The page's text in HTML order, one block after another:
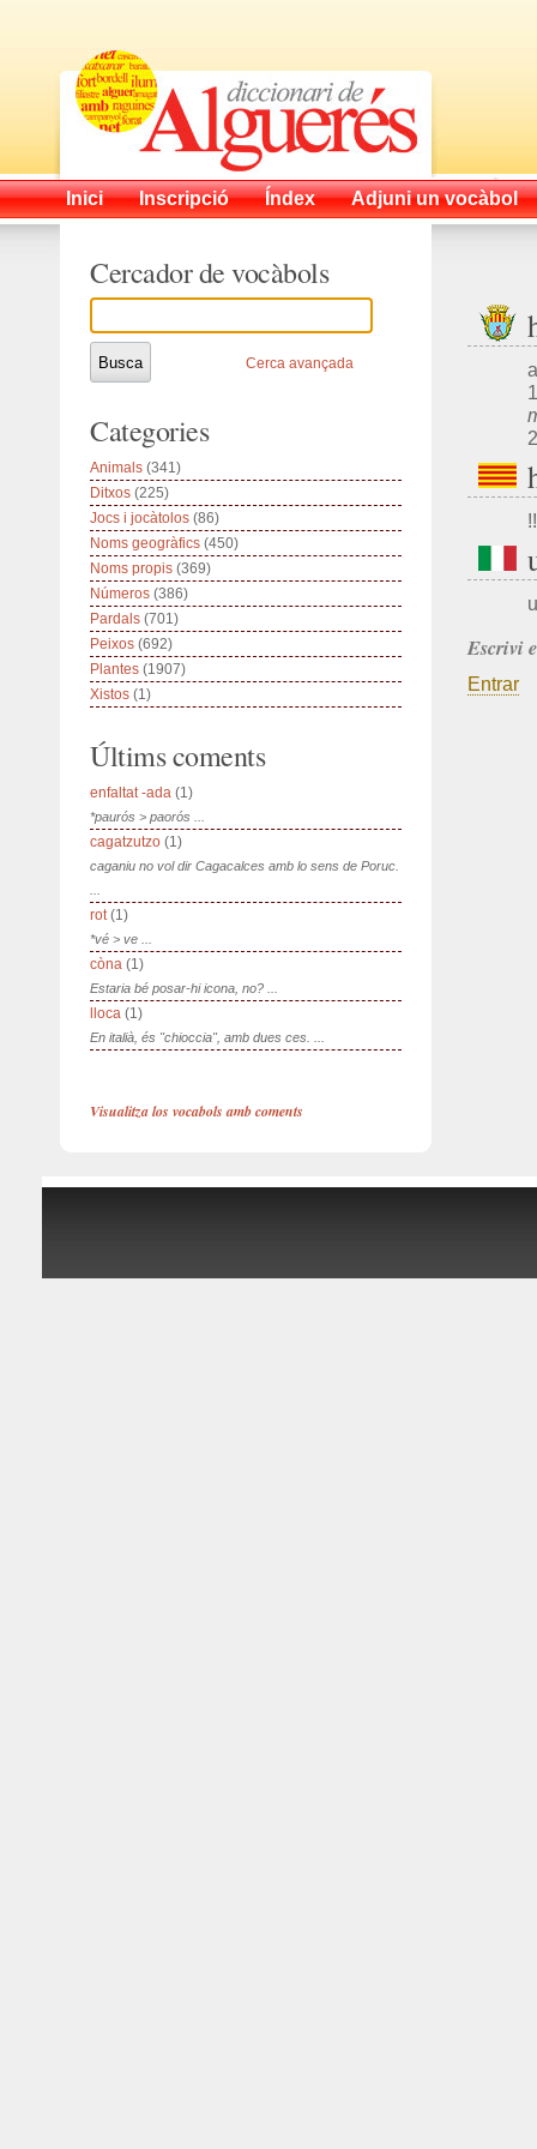
Inici Inscripció Índex Adjuni un vocàbol
!!
Escrivi
Entrar
Cercador de vocàbols
Cerca avançada
Categories
Animals (341)
Ditxos (225)
Jocs i jocàtolos (86)
Noms geogràfics (450)
Noms propis (369)
Números (386)
Pardals (701)
Peixos (692)
Plantes (1907)
Xistos (1)
Últims coments
enfaltat -ada (1)
*paurós > paorós ...
cagatzutzo (1)
caganiu no vol dir Cagacalces amb lo sens de Poruc.
rot(1)
*vé > ve ...
còna (1)
Estaria bé posar-hi icona, no? ...
lloca (1)
En italià, és "chioccia", amb dues ces. ...
Visualitza los vocabols amb coments